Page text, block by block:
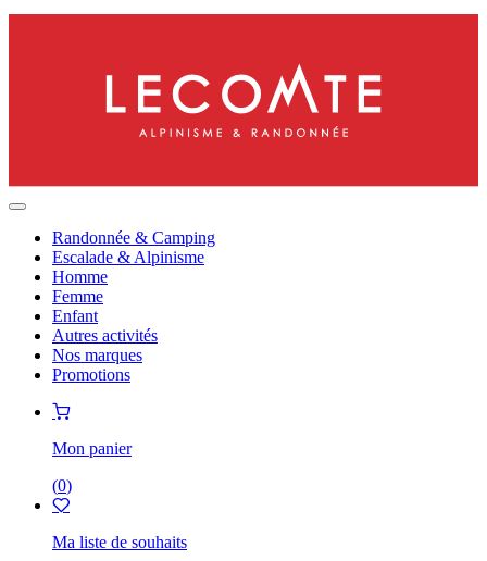
Randonnée & Camping
Escalade & Alpinisme
Homme
Femme
Enfant
Autres activités
Nos marques
Promotions
Mon panier
(0)
Ma liste de souhaits